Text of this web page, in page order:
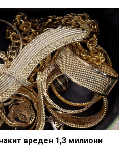
вреден 1,3 милиони